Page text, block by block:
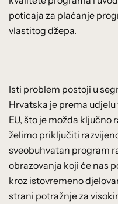
poticaja za plaćanje
vlastitog džepa.
Isti problem postoji u
Hrvatska je prema
EU, što je možda ključno
želimo priključiti
sveobuhvatan program
obrazovanja koji će nas
kroz istovremeno
strani potražnje za